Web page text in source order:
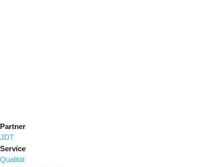
Partner
JDT
Service
Qualität